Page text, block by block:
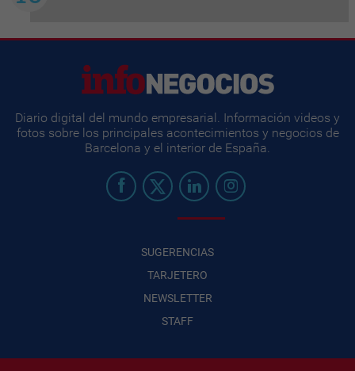
Diario digital del mundo empresarial. Información videos y
fotos sobre los principales acontecimientos y negocios de
Barcelona y el interior de España.
SUGERENCIAS
TARJETERO
NEWSLETTER
STAFF